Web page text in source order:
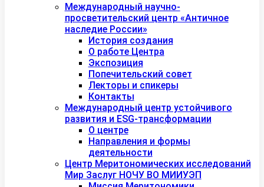
Международный научно-
просветительский центр «Античное
наследие России»
История создания
О работе Центра
Экспозиция
Попечительский совет
Лекторы и спикеры
Контакты
Международный центр устойчивого
развития и ESG-трансформации
О центре
Направления и формы
деятельности
Центр Меритономических исследований
Мир Заслуг НОЧУ ВО МИИУЭП